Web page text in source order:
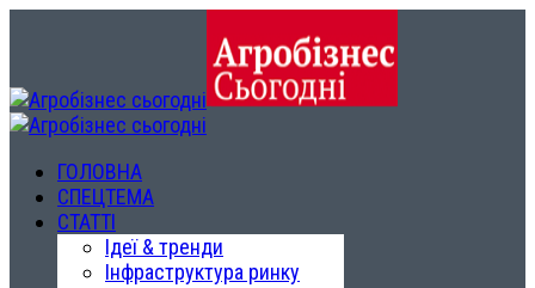
ГОЛОВНА
СПЕЦТЕМА
СТАТТІ
Ідеї & тренди
Інфраструктура ринку